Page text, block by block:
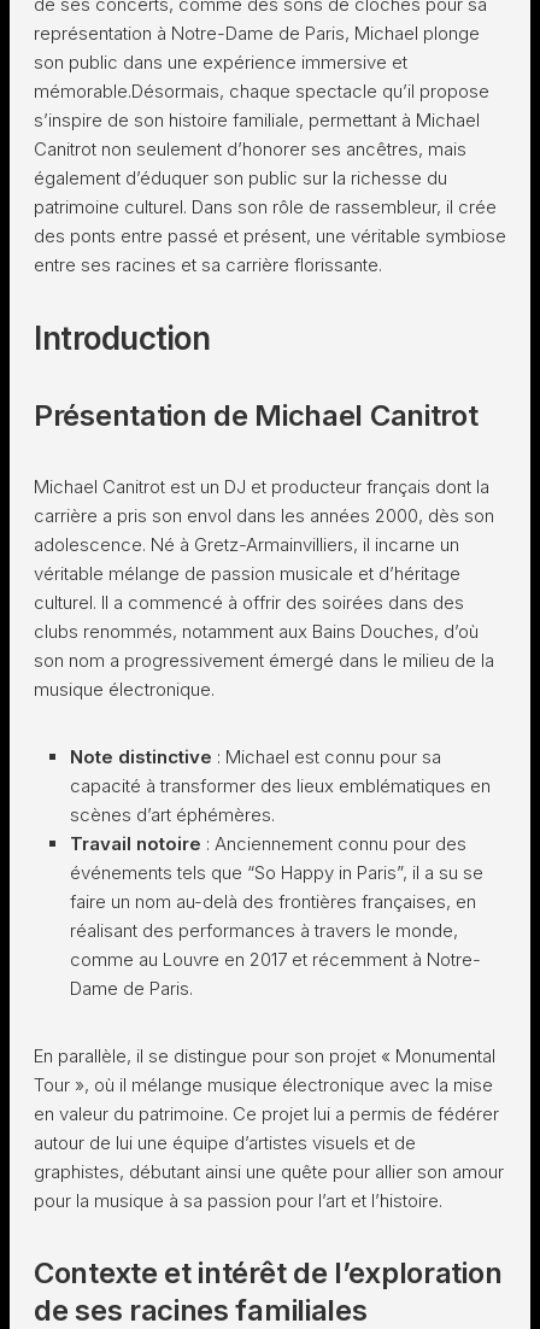
représentation à Notre-Dame de Paris, Michael plonge
son public dans une expérience immersive et
mémorable.Désormais, chaque spectacle qu’il propose
s’inspire de son histoire familiale, permettant à Michael
Canitrot non seulement d’honorer ses ancêtres, mais
également d’éduquer son public sur la richesse du
patrimoine culturel. Dans son rôle de rassembleur, il crée
des ponts entre passé et présent, une véritable symbiose
entre ses racines et sa carrière florissante.
Introduction
Présentation de Michael Canitrot
Michael Canitrot est un DJ et producteur français dont la
carrière a pris son envol dans les années 2000, dès son
adolescence. Né à Gretz-Armainvilliers, il incarne un
véritable mélange de passion musicale et d’héritage
culturel. Il a commencé à offrir des soirées dans des
clubs renommés, notamment aux Bains Douches, d’où
son nom a progressivement émergé dans le milieu de la
musique électronique.
Note distinctive : Michael est connu pour sa
capacité à transformer des lieux emblématiques en
scènes d’art éphémères.
Travail notoire : Anciennement connu pour des
événements tels que “So Happy in Paris”, il a su se
faire un nom au-delà des frontières françaises, en
réalisant des performances à travers le monde,
comme au Louvre en 2017 et récemment à Notre-
Dame de Paris.
En parallèle, il se distingue pour son projet « Monumental
Tour », où il mélange musique électronique avec la mise
en valeur du patrimoine. Ce projet lui a permis de fédérer
autour de lui une équipe d’artistes visuels et de
graphistes, débutant ainsi une quête pour allier son amour
pour la musique à sa passion pour l’art et l’histoire.
Contexte et intérêt de l’exploration
de ses racines familiales